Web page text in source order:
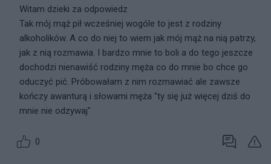
Witam dzieki za odpowiedz
Tak mój mąż pił wcześniej wogóle to jest z rodziny
alkoholików. A co do niej to wiem jak mój mąż na nią patrzy,
jak z nią rozmawia. I bardzo mnie to boli a do tego jeszcze
dochodzi nienawiść rodziny męża co do mnie bo chce go
oduczyć pić. Próbowałam z nim rozmawiać ale zawsze
kończy awanturą i słowami męża "ty się już więcej dziś do
mnie nie odzywaj"
0